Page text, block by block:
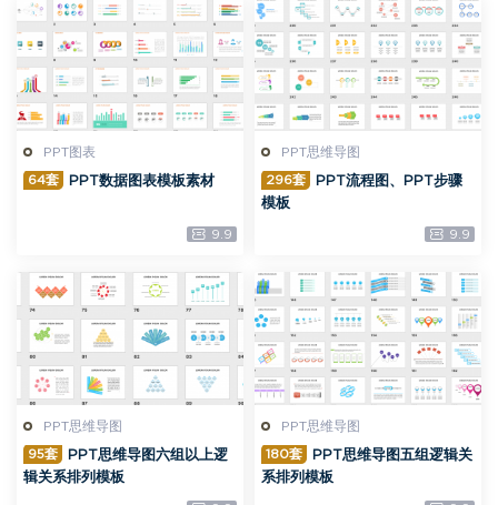
PPT图表
64套 PPT数据图表模板素材
9.9
PPT思维导图
296套
PPT流程图、PPT步骤
模板
9.9
PPT思维导图
95套
PPT思维导图六组以上逻
辑关系排列模板
PPT思维导图
180套
PPT思维导图五组逻辑关
系排列模板